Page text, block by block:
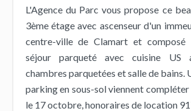
L'Agence du Parc vous propose ce
3ème étage avec ascenseur d'un
centre-ville de Clamart et composé
séjour parqueté avec cuisine US
chambres parquetées et salle de bains.
parking en sous-sol viennent
le 17 octobre, honoraires de location